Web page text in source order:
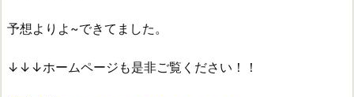
予想よりよ~できてました。
↓↓↓ホームページも是非ご覧ください！！